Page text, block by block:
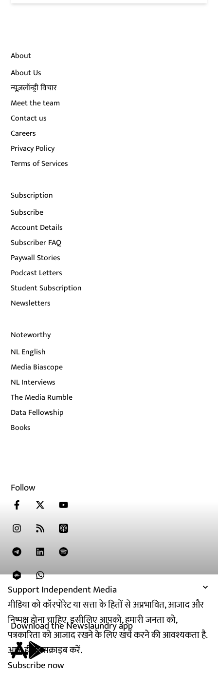
Support Independent Media
मीडिया को कॉरपोरेट या सत्ता के हितों से अप्रभावित, आजाद और
निष्पक्ष होना चाहिए. इसीलिए आपको, हमारी जनता को,
पत्रकारिता को आजाद रखने के लिए खर्च करने की आवश्यकता है.
आज ही सब्सक्राइब करें.
Subscribe now
About
About Us
न्यूज़लॉन्ड्री विचार
Meet the team
Contact us
Careers
Privacy Policy
Terms of Services
Subscription
Subscribe
Account Details
Subscriber FAQ
Paywall Stories
Podcast Letters
Student Subscription
Newsletters
Noteworthy
NL English
Media Biascope
NL Interviews
The Media Rumble
Data Fellowship
Books
Follow
Download the Newslaundry app